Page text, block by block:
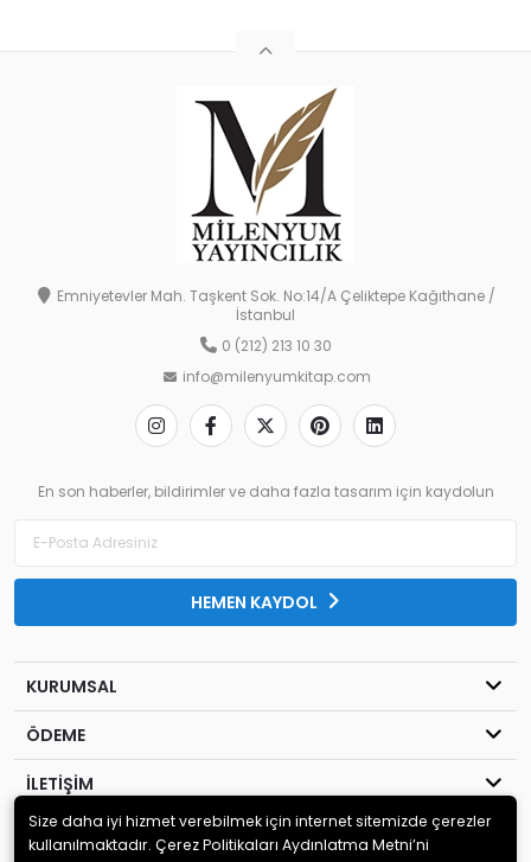
Emniyetevler Mah. Taşkent Sok. No:14/A Çeliktepe Kağıthane /
İstanbul
0 (212) 213 10 30
info@milenyumkitap.com
En son haberler, bildirimler ve daha fazla tasarım için kaydolun
HEMEN KAYDOL
KURUMSAL
ÖDEME
İLETİŞİM
© 2020MİLENYUM YAYINCILIK. Tüm hakları saklıdır.
Size daha iyi hizmet verebilmek için internet sitemizde çerezler
kullanılmaktadır. Çerez Politikaları Aydınlatma Metni’ni